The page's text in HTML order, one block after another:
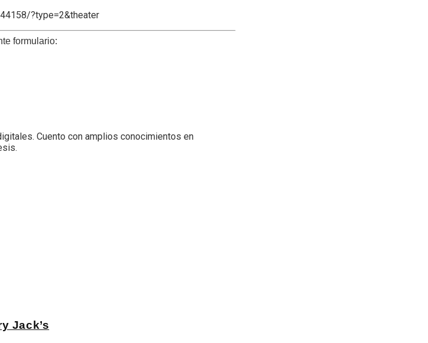
?type=2&theater
formulario:
Cuento con amplios conocimientos en
Jack’s